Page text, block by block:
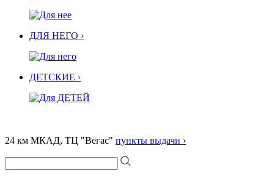
ДЛЯ НЕГО ›
ДЕТСКИЕ ›
24 км МКАД, ТЦ "Вегас" пункты выдачи ›